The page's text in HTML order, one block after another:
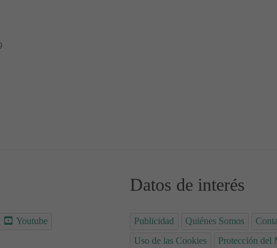
estresantes
saber sobre el cáncer de endometrio
Youtube
Datos de interés
Publicidad Quiénes Somos
Uso de las Cookies
Protección del